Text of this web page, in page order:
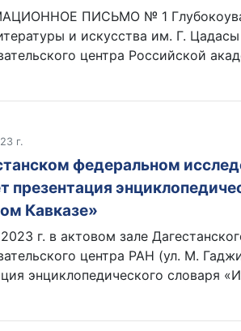
ПИСЬМО № 1
и искусства им. Г.
центра Российской
г.
федеральном
презентация
Кавказе»
г. в актовом зале
центра РАН (ул. М.
энциклопедического словаря